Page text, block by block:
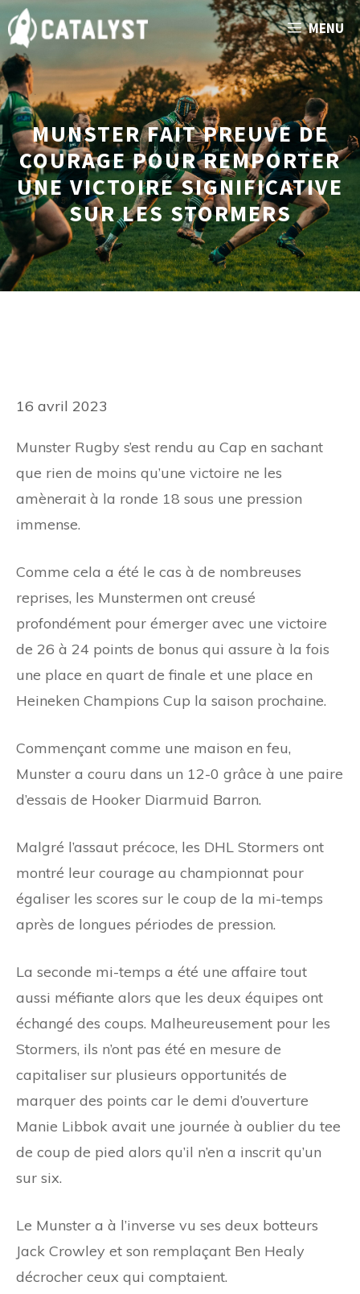
Aller
au
contenu
MENU
MUNSTER FAIT PREUVE DE
COURAGE POUR REMPORTER
UNE VICTOIRE SIGNIFICATIVE
SUR LES STORMERS
16 avril 2023
Munster Rugby s’est rendu au Cap en sachant
que rien de moins qu’une victoire ne les
amènerait à la ronde 18 sous une pression
immense.
Comme cela a été le cas à de nombreuses
reprises, les Munstermen ont creusé
profondément pour émerger avec une victoire
de 26 à 24 points de bonus qui assure à la fois
une place en quart de finale et une place en
Heineken Champions Cup la saison prochaine.
Commençant comme une maison en feu,
Munster a couru dans un 12-0 grâce à une paire
d’essais de Hooker Diarmuid Barron.
Malgré l’assaut précoce, les DHL Stormers ont
montré leur courage au championnat pour
égaliser les scores sur le coup de la mi-temps
après de longues périodes de pression.
La seconde mi-temps a été une affaire tout
aussi méfiante alors que les deux équipes ont
échangé des coups. Malheureusement pour les
Stormers, ils n’ont pas été en mesure de
capitaliser sur plusieurs opportunités de
marquer des points car le demi d’ouverture
Manie Libbok avait une journée à oublier du tee
de coup de pied alors qu’il n’en a inscrit qu’un
sur six.
Le Munster a à l’inverse vu ses deux botteurs
Jack Crowley et son remplaçant Ben Healy
décrocher ceux qui comptaient.